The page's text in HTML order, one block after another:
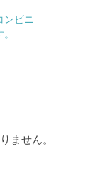
ンビニ
ません。